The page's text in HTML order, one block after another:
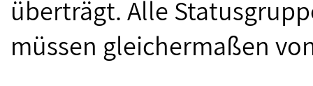
überträgt. Alle
müssen gleichermaßen